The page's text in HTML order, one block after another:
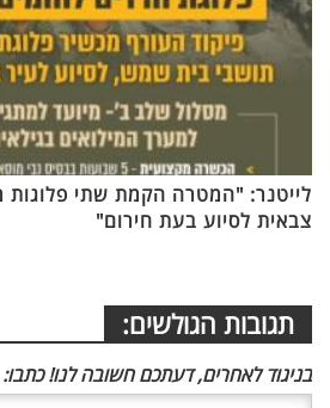
לייטנר: "המטרה הקמת שתי פלוגות
צבאית לסיוע בעת חירום"
תגובות הגולשים:
בניגוד לאחרים, דעתכם חשובה לנו! כתבו: